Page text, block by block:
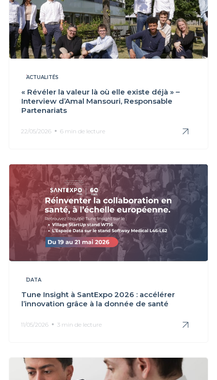
ACTUALITÉS
« Révéler la valeur là où elle existe déjà » –
Interview d’Amal Mansouri, Responsable
Partenariats
22/05/2026 6 min de lecture
DATA
Tune Insight à SantExpo 2026 : accélérer
l’innovation grâce à la donnée de santé
11/05/2026 3 min de lecture